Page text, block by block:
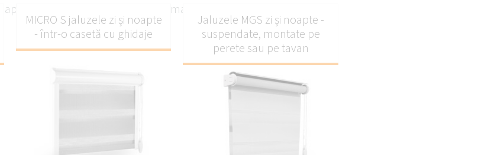
într-o casetă care protejează materialul de praf
MICRO S jaluzele zi și noapte
- într-o casetă cu ghidaje
Jaluzele MGS zi și noapte -
suspendate, montate pe
perete sau pe tavan